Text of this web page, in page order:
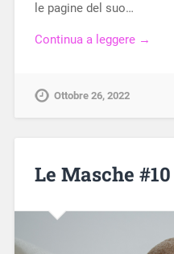
le pagine del suo…
Continua a leggere →
Ottobre 26, 2022
Le Masche